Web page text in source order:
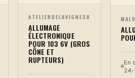
ATELIERDELAVIGNE38
ALLUMAGE
ÉLECTRONIQUE
POUR 103 6V (GROS
CÔNE ET
RUPTEURS)
En
24-